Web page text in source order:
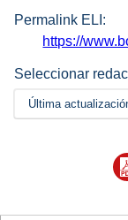
Permalink ELI:
https://
Seleccionar
Última